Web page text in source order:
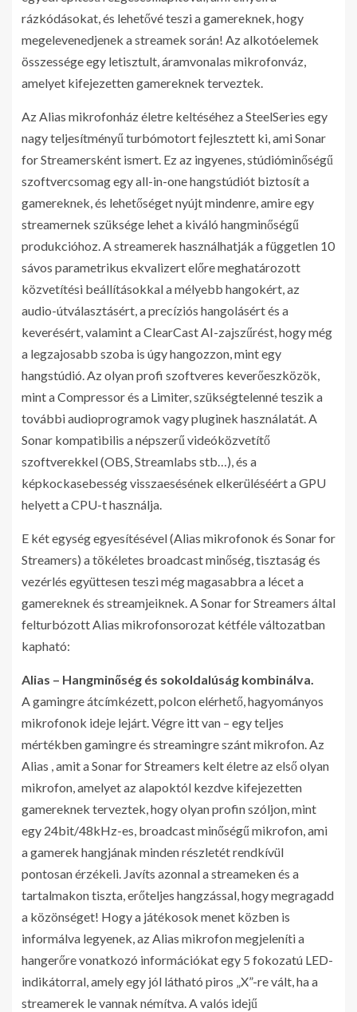
rázkódásokat, és lehetővé teszi a gamereknek, hogy
megelevenedjenek a streamek során! Az alkotóelemek
összessége egy letisztult, áramvonalas mikrofonváz,
amelyet kifejezetten gamereknek terveztek.
Az Alias mikrofonház életre keltéséhez a SteelSeries egy
nagy teljesítményű turbómotort fejlesztett ki, ami Sonar
for Streamersként ismert. Ez az ingyenes, stúdióminőségű
szoftvercsomag egy all-in-one hangstúdiót biztosít a
gamereknek, és lehetőséget nyújt mindenre, amire egy
streamernek szüksége lehet a kiváló hangminőségű
produkcióhoz. A streamerek használhatják a független 10
sávos parametrikus ekvalizert előre meghatározott
közvetítési beállításokkal a mélyebb hangokért, az
audio-útválasztásért, a precíziós hangolásért és a
keverésért, valamint a ClearCast AI-zajszűrést, hogy még
a legzajosabb szoba is úgy hangozzon, mint egy
hangstúdió. Az olyan profi szoftveres keverőeszközök,
mint a Compressor és a Limiter, szükségtelenné teszik a
további audioprogramok vagy pluginek használatát. A
Sonar kompatibilis a népszerű videóközvetítő
szoftverekkel (OBS, Streamlabs stb…), és a
képkockasebesség visszaesésének elkerüléséért a GPU
helyett a CPU-t használja.
E két egység egyesítésével (Alias mikrofonok és Sonar for
Streamers) a tökéletes broadcast minőség, tisztaság és
vezérlés együttesen teszi még magasabbra a lécet a
gamereknek és streamjeiknek. A Sonar for Streamers által
felturbózott Alias mikrofonsorozat kétféle változatban
kapható:
Alias – Hangminőség és sokoldalúság kombinálva.
A gamingre átcímkézett, polcon elérhető, hagyományos
mikrofonok ideje lejárt. Végre itt van – egy teljes
mértékben gamingre és streamingre szánt mikrofon. Az
Alias , amit a Sonar for Streamers kelt életre az első olyan
mikrofon, amelyet az alapoktól kezdve kifejezetten
gamereknek terveztek, hogy olyan profin szóljon, mint
egy 24bit/48kHz-es, broadcast minőségű mikrofon, ami
a gamerek hangjának minden részletét rendkívül
pontosan érzékeli. Javíts azonnal a streameken és a
tartalmakon tiszta, erőteljes hangzással, hogy megragadd
a közönséget! Hogy a játékosok menet közben is
informálva legyenek, az Alias mikrofon megjeleníti a
hangerőre vonatkozó információkat egy 5 fokozatú LED-
indikátorral, amely egy jól látható piros „X”-re vált, ha a
streamerek le vannak némítva. A valós idejű